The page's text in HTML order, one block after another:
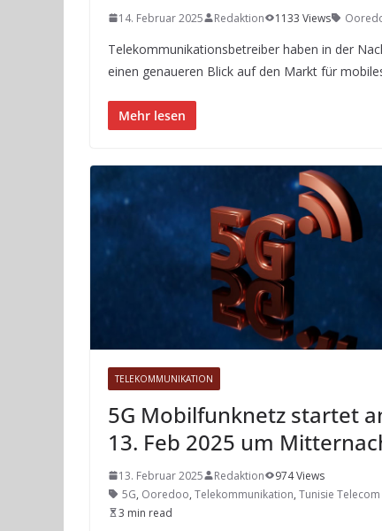
14. Februar 2025 Redaktion 1133 Views
Telekommunikationsbetreiber haben in der
einen genaueren Blick auf den Markt für
Mehr lesen
TELEKOMMUNIKATION
5G Mobilfunknetz startet
13. Feb 2025 um
13. Februar 2025 Redaktion
974 Views
5G, Ooredoo, Telekommunikation, Tunisie Telecom
3 min read